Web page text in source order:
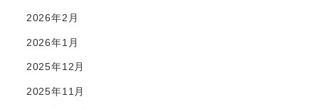
2026年2月
2026年1月
2025年12月
2025年11月